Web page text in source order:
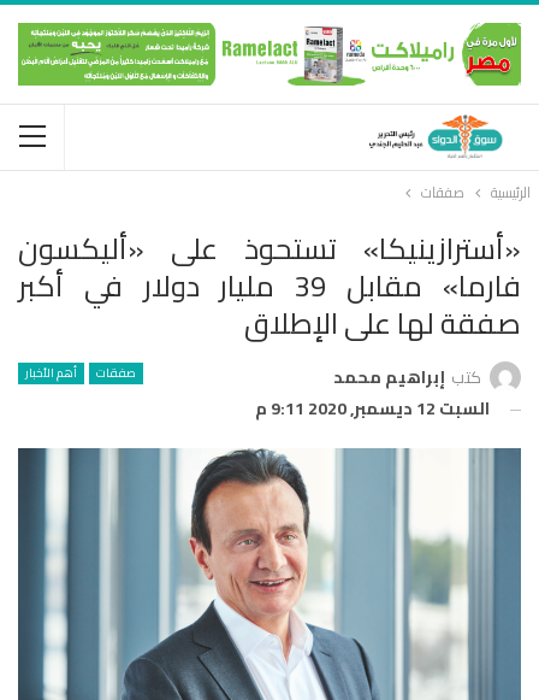
الرئيسية صفقات
«أسترازينيكا» تستحوذ على «أليكسون
فارما» مقابل 39 مليار دولار في أكبر
صفقة لها على الإطلاق
صفقات أهم الأخبار كتب إبراهيم محمد
السبت 12 ديسمبر, 2020 9:11 م